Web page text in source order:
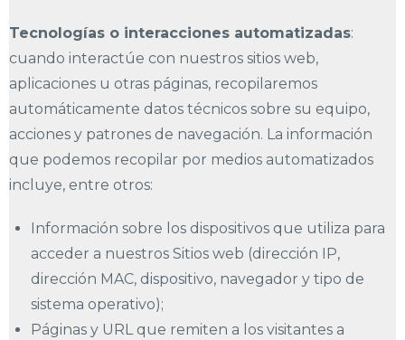
Tecnologías o interacciones automatizadas:
cuando interactúe con nuestros sitios web,
aplicaciones u otras páginas, recopilaremos
automáticamente datos técnicos sobre su equipo,
acciones y patrones de navegación. La información
que podemos recopilar por medios automatizados
incluye, entre otros:
Información sobre los dispositivos que utiliza para
acceder a nuestros Sitios web (dirección IP,
dirección MAC, dispositivo, navegador y tipo de
sistema operativo);
Páginas y URL que remiten a los visitantes a